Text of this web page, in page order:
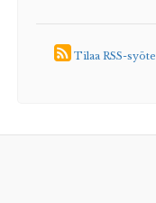
Tilaa RSS-syöte